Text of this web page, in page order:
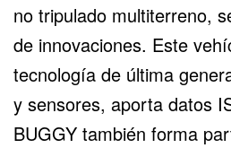
no tripulado multiterreno,
de innovaciones. Este
tecnología de última
y sensores, aporta datos
BUGGY también forma